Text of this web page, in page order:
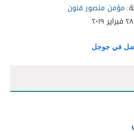
مؤمن منصور فنون
في جوجل